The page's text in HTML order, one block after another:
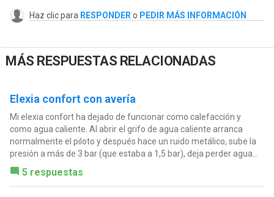
Haz clic para RESPONDER o PEDIR MÁS INFORMACIÓN
MÁS RESPUESTAS RELACIONADAS
Elexia confort con avería
Mi elexia confort ha dejado de funcionar como calefacción y
como agua caliente. Al abrir el grifo de agua caliente arranca
normalmente el piloto y después hace un ruido metálico, sube la
presión a más de 3 bar (que estaba a 1,5 bar), deja perder agua...
5 respuestas